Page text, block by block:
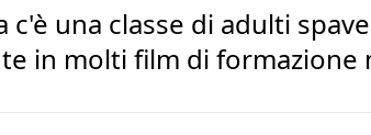
c'è una classe di adulti
in molti film di formazione